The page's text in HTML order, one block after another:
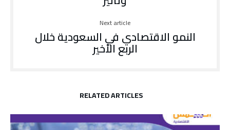
Next article
النمو الاقتصادي في السعودية خلال
الربع الأخير
RELATED ARTICLES